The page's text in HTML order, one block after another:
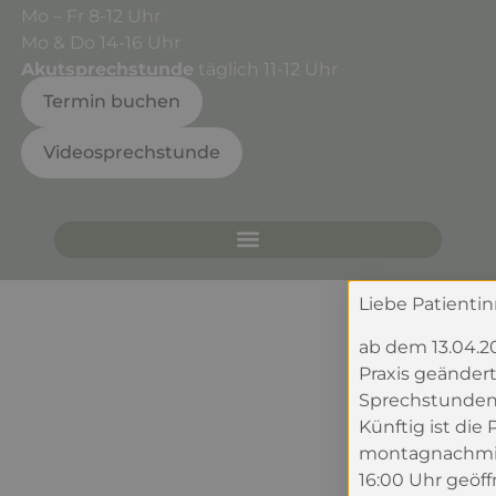
Mo – Fr 8-12 Uhr
Mo & Do 14-16 Uhr
Akutsprechstunde täglich 11-12 Uhr
Termin buchen
Videosprechstunde
Liebe
ab dem
Praxis
Künftig ist die
16:00 Uhr